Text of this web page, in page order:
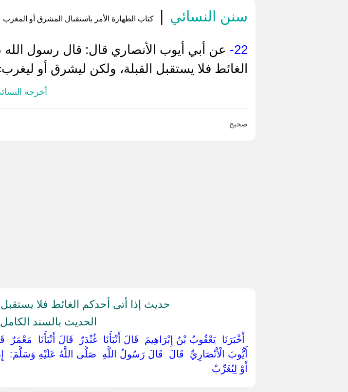
سنن النسائي | كتاب الطهارة الأمر باستقبال المشرق أو المغرب
22-
عن أبي أيوب الأنصاري قال: قال رسول
الغائط فلا يستقبل القبلة، ولكن ليشرق أو
أخرجه
صحيح
حديث إذا أتى أحدكم الغائط فلا
الحديث بالسند
‏أَخْبَرَنَا ‏ ‏يَعْقُوبُ بْنُ إِبْرَاهِيمَ ‏ ‏قَالَ أَنْبَأَنَا ‏ ‏غُنْدَرٌ ‏ ‏قَالَ أَنْبَأَنَا
أَيُّوبَ الْأَنْصَارِيِّ ‏ ‏قَالَ ‏ ‏قَالَ رَسُولُ اللَّهِ ‏ ‏صَلَّى اللَّهُ عَلَيْهِ وَسَلَّمَ:
أَوْ لِيُغَرِّبْ ‏